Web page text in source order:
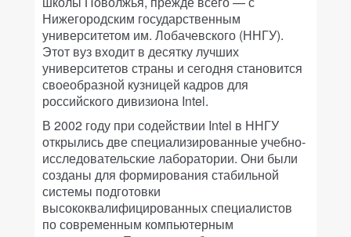
Нижегородским государственным
университетом им. Лобачевского (ННГУ).
Этот вуз входит в десятку лучших
университетов страны и сегодня становится
своеобразной кузницей кадров для
российского дивизиона Intel.
В 2002 году при содействии Intel в ННГУ
открылись две специализированные учебно-
исследовательские лаборатории. Они были
созданы для формирования стабильной
системы подготовки
высококвалифицированных специалистов
по современным компьютерным